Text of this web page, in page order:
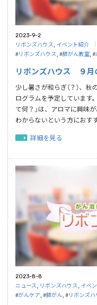
2023-9-2
リボンズハウス イベント紹介
#リボンズハウス , #膵がん教室 , #
リボンズハウス ９月
少し暑さが和らぎ（？）、
ログラムを予定しています
て何？」は、アロマに興味
わからないという方におす
詳細を見る
2023-8-8
ニュース リボンズハウス イベ
#がんケア , #膵がん , #リボンズハ